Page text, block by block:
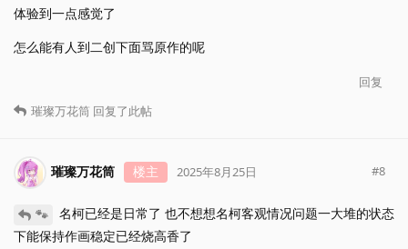
体验到一点感觉了
怎么能有人到二创下面骂原作的呢
回复
璀璨万花筒 回复了此帖
璀璨万花筒 楼主 2025年8月25日 #8
🐾
名柯已经是日常了 也不想想名柯客观情况问题一大堆的状态
下能保持作画稳定已经烧高香了